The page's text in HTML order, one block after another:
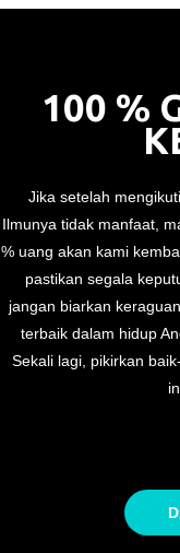
100 %
Jika setelah
Ilmunya tidak manfaat,
% uang akan kami
pastikan segala
jangan biarkan
terbaik dalam hidup
Sekali lagi, pikirkan